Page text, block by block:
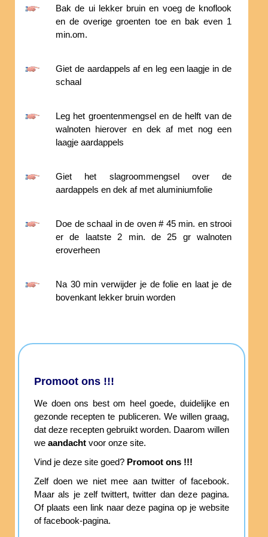
Bak de ui lekker bruin en voeg de knoflook
en de overige groenten toe en bak even 1
min.om.
Giet de aardappels af en leg een laagje in de
schaal
Leg het groentenmengsel en de helft van de
walnoten hierover en dek af met nog een
laagje aardappels
Giet het slagroommengsel over de
aardappels en dek af met aluminiumfolie
Doe de schaal in de oven # 45 min. en strooi
er de laatste 2 min. de 25 gr walnoten
eroverheen
Na 30 min verwijder je de folie en laat je de
bovenkant lekker bruin worden
Promoot ons !!!
We doen ons best om heel goede, duidelijke en
gezonde recepten te publiceren. We willen graag,
dat deze recepten gebruikt worden. Daarom willen
we aandacht voor onze site.
Vind je deze site goed? Promoot ons !!!
Zelf doen we niet mee aan twitter of facebook.
Maar als je zelf twittert, twitter dan deze pagina.
Of plaats een link naar deze pagina op je website
of facebook-pagina.